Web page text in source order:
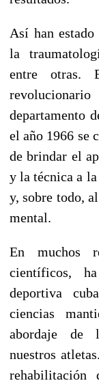
Así han
la
entre otras.
departamento
el año 1966 se
de brindar el
y la técnica a
y, sobre todo,
mental.
En muchos
científicos,
deportiva
ciencias
abordaje de
nuestros
rehabilitación